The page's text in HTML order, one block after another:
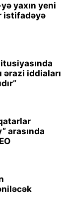
yaxın yeni
istifadəyə
ərazi iddiaları
arasında